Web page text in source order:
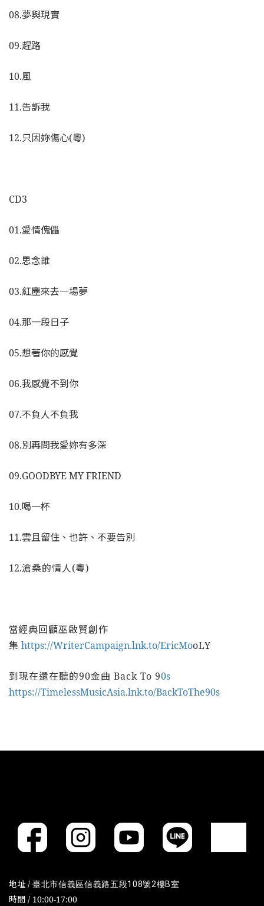
08.夢與現實
09.趕路
10.風
11.告訴我
12.只因妳傷心(粵)
CD3
01.愛情傀儡
02.思念誰
03.紅塵來去一場夢
04.那一段日子
05.想著你的感覺
06.我感覺不到你
07.不負人不負我
08.別再問我愛妳有多深
09.GOODBYE MY FRIEND
10.喝一杯
11.雲且留住、也許、不要告別
12.滄桑的情人(粵)
當經典回顧巫啟賢創作
集 https://WriterCampaign.lnk.to/EricMooLY
到現在還在聽的90金曲 Back To 90s
https://TimelessMusicAsia.lnk.to/BackToThe90s
地址 / 臺北市信義區信義路五段108號2樓B室
時間 / 10:00-17:00